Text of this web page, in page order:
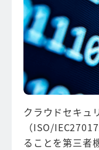
クラウドセキュ
（ISO/
ることを第三者